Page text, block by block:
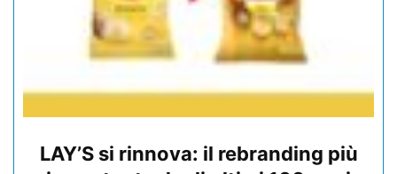
LAY’S si rinnova: il rebranding più